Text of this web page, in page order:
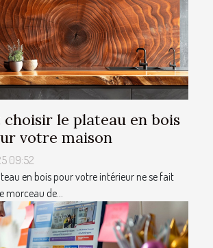
le plateau en bois
votre maison
09:52
en bois pour votre intérieur ne se fait
morceau de...